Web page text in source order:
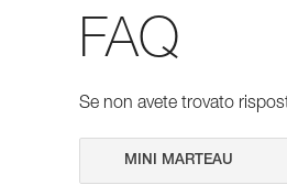
FAQ
Se non avete trovato